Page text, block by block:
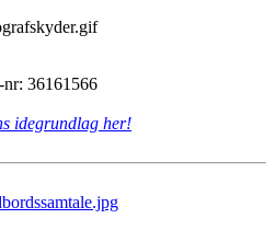
36161566
idegrundlag her!